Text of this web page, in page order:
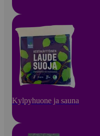
Kylpyhuone ja sauna